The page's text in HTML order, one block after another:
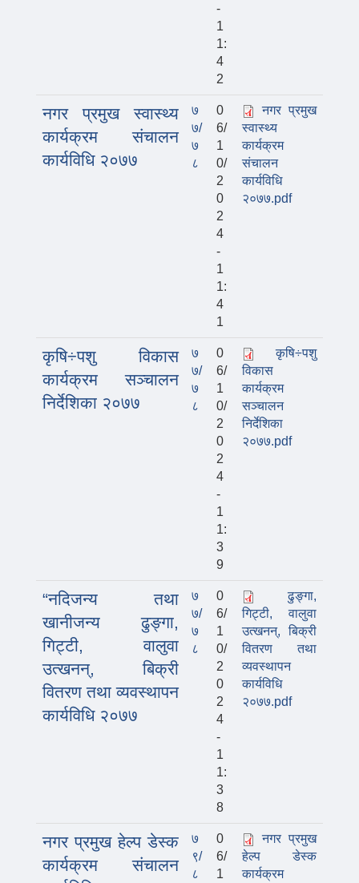
-
1
1:
4
2
नगर प्रमुख स्वास्थ्य
कार्यक्रम संचालन
कार्यविधि २०७७
७
७/
७
८
0
6/
1
0/
2
0
2
4
-
1
1:
4
1
नगर प्रमुख
स्वास्थ्य
कार्यक्रम
संचालन
कार्यविधि
२०७७.pdf
कृषि÷पशु विकास
कार्यक्रम सञ्चालन
निर्देशिका २०७७
७
७/
७
८
0
6/
1
0/
2
0
2
4
-
1
1:
3
9
कृषि÷पशु
विकास
कार्यक्रम
सञ्चालन
निर्देशिका
२०७७.pdf
“नदिजन्य तथा
खानीजन्य ढुङ्गा,
गिट्टी, वालुवा
उत्खनन्, बिक्री
वितरण तथा व्यवस्थापन
कार्यविधि २०७७
७
७/
७
८
0
6/
1
0/
2
0
2
4
-
1
1:
3
8
ढुङ्गा,
गिट्टी, वालुवा
उत्खनन्, बिक्री
वितरण तथा
व्यवस्थापन
कार्यविधि
२०७७.pdf
नगर प्रमुख हेल्प डेस्क
कार्यक्रम संचालन
७
९/
८
0
6/
1
नगर प्रमुख
हेल्प डेस्क
कार्यक्रम